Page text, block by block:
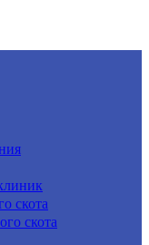
скота
скота